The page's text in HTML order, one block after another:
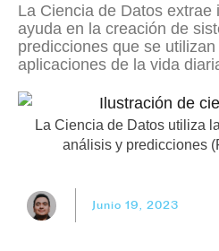
La Ciencia de Datos extrae
ayuda en la creación de
predicciones que se
aplicaciones de la vida
La Ciencia de Datos utiliza
análisis y predicciones
Junio 19, 2023